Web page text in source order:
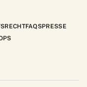
FAQSPRESSE